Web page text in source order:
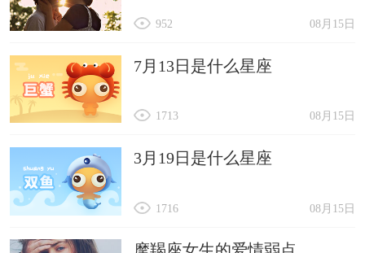
08月15日
952
7月13日是什么星座
08月15日
1713
3月19日是什么星座
08月15日
1716